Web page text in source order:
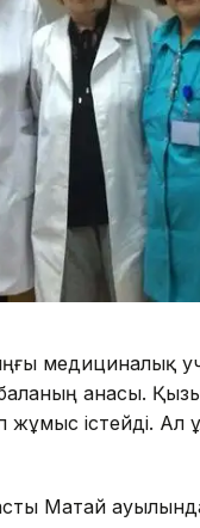
медициналық
баланың анасы.
жұмыс істейді.
Матай